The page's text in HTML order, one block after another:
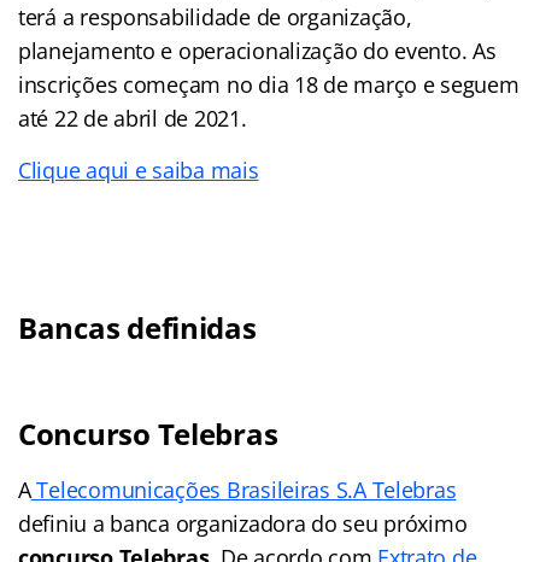
terá a responsabilidade de organização,
planejamento e operacionalização do evento. As
inscrições começam no dia 18 de março e seguem
até 22 de abril de 2021.
Clique aqui e saiba mais
Bancas definidas
Concurso Telebras
ATelecomunicações Brasileiras S.A Telebras
definiu a banca organizadora do seu próximo